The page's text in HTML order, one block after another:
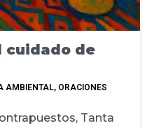
cuidado de
AMBIENTAL ORACIONES
Tanta